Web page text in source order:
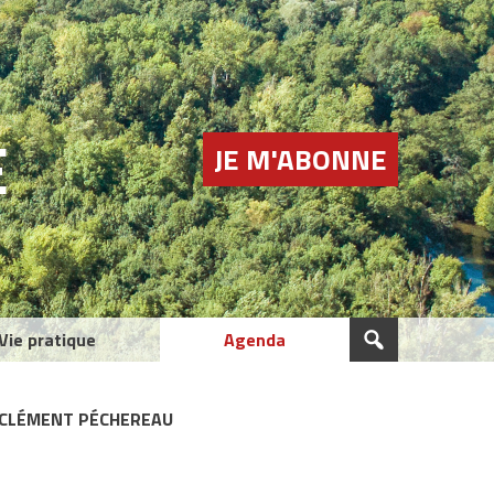
JE M'ABONNE
pratique Agenda
PÉCHEREAU